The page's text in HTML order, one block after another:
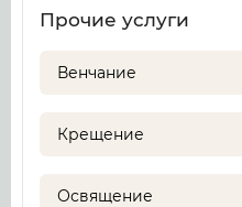
Прочие услуги
Венчание
Крещение
Освящение